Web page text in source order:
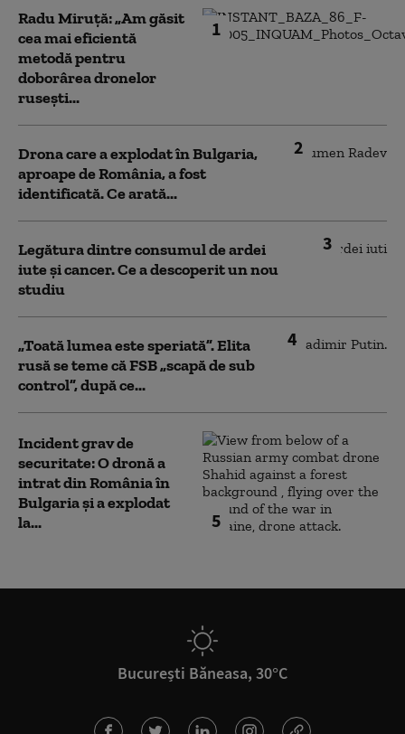
1
Radu Miruță: „Am găsit
cea mai eficientă
metodă pentru
doborârea dronelor
rusești...
2
Drona care a explodat în Bulgaria,
aproape de România, a fost
identificată. Ce arată...
3
Legătura dintre consumul de ardei
iute și cancer. Ce a descoperit un nou
studiu
4
„Toată lumea este speriată”. Elita
rusă se teme că FSB „scapă de sub
control”, după ce...
5
Incident grav de
securitate: O dronă a
intrat din România în
Bulgaria şi a explodat
la...
București Băneasa, 30°C